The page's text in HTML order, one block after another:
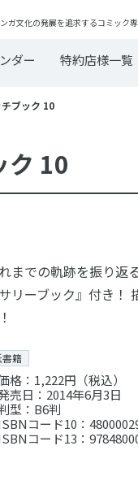
ガ文化の発展を追求するコミック
ダー 特約店様一覧
ブック 10
ク 10
までの軌跡を振り返
リーブック』付き！
書籍
格：1,222円（税込）
売日：2014年6月3日
型：B6判
コード10：
コード13：